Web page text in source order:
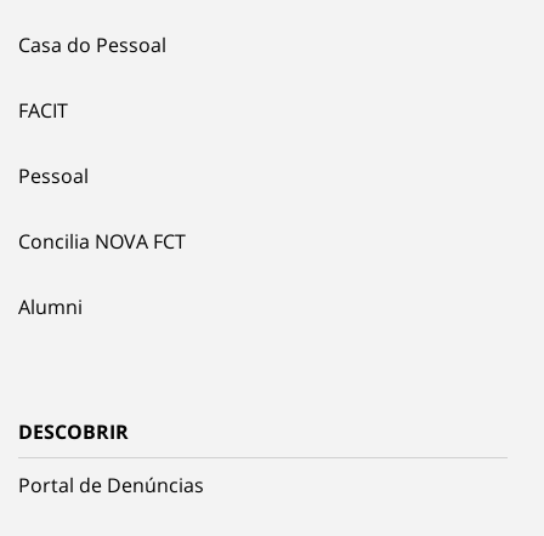
Casa do Pessoal
FACIT
Pessoal
Concilia NOVA FCT
Alumni
DESCOBRIR
Portal de Denúncias